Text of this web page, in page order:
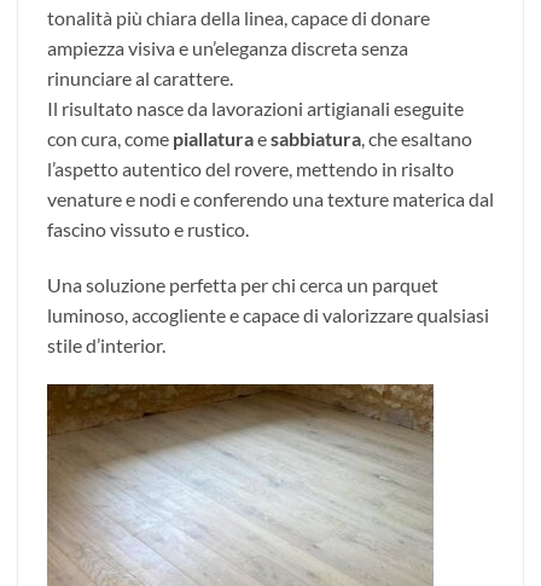
tonalità più chiara della linea, capace di donare
ampiezza visiva e un’eleganza discreta senza
rinunciare al carattere.
Il risultato nasce da lavorazioni artigianali eseguite
con cura, come piallaturaesabbiatura, che esaltano
l’aspetto autentico del rovere, mettendo in risalto
venature e nodi e conferendo una texture materica dal
fascino vissuto e rustico.
Una soluzione perfetta per chi cerca un parquet
luminoso, accogliente e capace di valorizzare qualsiasi
stile d’interior.